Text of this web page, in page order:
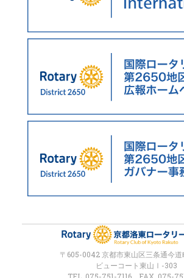
〒605-0042 京都市東山区三条通今
ビューコート東山Ⅰ-303